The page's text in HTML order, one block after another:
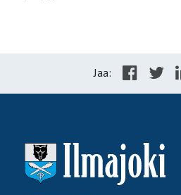
Jaa: